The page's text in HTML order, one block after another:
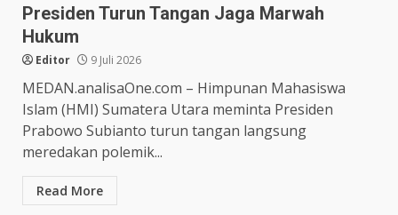
Presiden Turun Tangan Jaga Marwah
Hukum
Editor 9 Juli 2026
MEDAN.analisaOne.com – Himpunan Mahasiswa
Islam (HMI) Sumatera Utara meminta Presiden
Prabowo Subianto turun tangan langsung
meredakan polemik...
Read More